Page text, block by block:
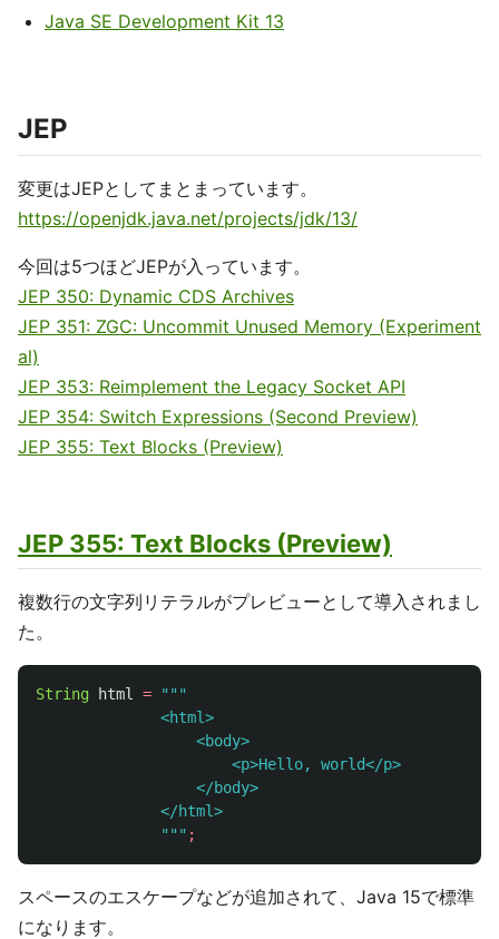
Java SE Development Kit 13
JEP
変更はJEPとしてまとまっています。
https://openjdk.java.net/projects/jdk/13/
今回は5つほどJEPが入っています。
JEP 350: Dynamic CDS Archives
JEP 351: ZGC: Uncommit Unused Memory (Experiment
al)
JEP 353: Reimplement the Legacy Socket API
JEP 354: Switch Expressions (Second Preview)
JEP 355: Text Blocks (Preview)
JEP 355: Text Blocks (Preview)
複数行の文字列リテラルがプレビューとして導入されまし
た。
String html =
"""
              <html>
                  <body>
                      <p>Hello, world</p>
                  </body>
              </html>
              """
;
スペースのエスケープなどが追加されて、Java 15で標準
になります。